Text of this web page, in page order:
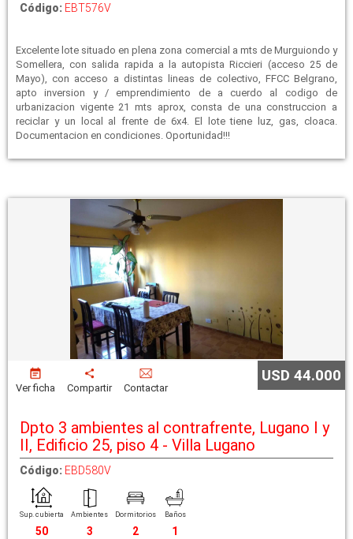
Código: EBT576V
Excelente lote situado en plena zona comercial a mts de Murguiondo y
Somellera, con salida rapida a la autopista Riccieri (acceso 25 de
Mayo), con acceso a distintas lineas de colectivo, FFCC Belgrano,
apto inversion y / emprendimiento de a cuerdo al codigo de
urbanizacion vigente 21 mts aprox, consta de una construccion a
reciclar y un local al frente de 6x4. El lote tiene luz, gas, cloaca.
Documentacion en condiciones. Oportunidad!!!
Ver ficha Compartir Contactar
USD 44.000
Dpto 3 ambientes al contrafrente, Lugano I y
II, Edificio 25, piso 4 - Villa Lugano
Código: EBD580V
Sup. cubierta
50
Ambientes
3
Dormitorios
2
Baños
1